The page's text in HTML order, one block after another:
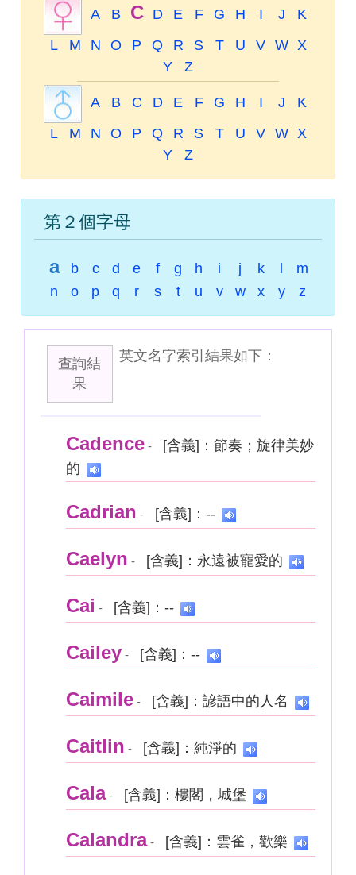
A B C D E F G H I J
K
L
M N O P Q R S T U V W X
Y
Z
A B C D E F G H I J
K
L
M N O P Q R S T U V W X
Y
Z
第２個字母
a b c d e f g h i j k
m
n
o p q r s t u v w x y z
查詢結
果
英文名字索引結果如下：
Cadence -
[含義]：節奏；旋律美妙
的
Cadrian - [含義]：--
Caelyn - [含義]：永遠被寵愛的
Cai - [含義]：--
Cailey - [含義]：--
Caimile - [含義]：諺語中的人名
Caitlin - [含義]：純淨的
Cala- [含義]：樓閣，城堡
Calandra- [含義]：雲雀，歡樂